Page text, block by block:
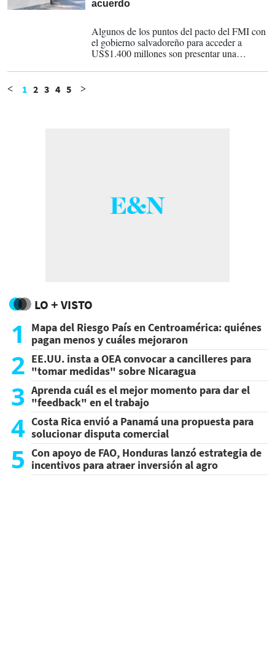
acuerdo
Algunos de los puntos del pacto del FMI con
el gobierno salvadoreño para acceder a
US$1.400 millones son presentar una
participación en la billetera estatal de
< 1 2 3 4 5 >
LO + VISTO
1
Mapa del Riesgo País en Centroamérica: quiénes
pagan menos y cuáles mejoraron
2 EE.UU. insta a OEA convocar a cancilleres para
"tomar medidas" sobre Nicaragua
3 Aprenda cuál es el mejor momento para dar el
"feedback" en el trabajo
4 Costa Rica envió a Panamá una propuesta para
solucionar disputa comercial
5 Con apoyo de FAO, Honduras lanzó estrategia de
incentivos para atraer inversión al agro